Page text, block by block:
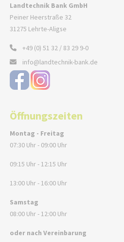
Landtechnik Bank GmbH
Peiner Heerstraße 32
31275 Lehrte-Aligse
+49 (0) 51 32 / 83 29 9-0
info@landtechnik-bank.de
Öffnungszeiten
Montag - Freitag
07:30 Uhr - 09:00 Uhr
09:15 Uhr - 12:15 Uhr
13:00 Uhr - 16:00 Uhr
Samstag
08:00 Uhr - 12:00 Uhr
oder nach Vereinbarung